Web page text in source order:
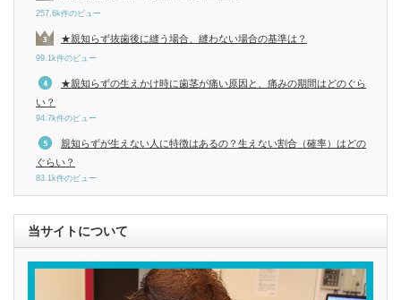
257.6k件のビュー
★親知らず抜歯後に縫う場合、縫わない場合の基準は？
99.1k件のビュー
★親知らずの生えかけ時に歯茎が痛い原因と、痛みの期間はどのぐら
い？
94.7k件のビュー
親知らずが生えない人に特徴はあるの？生えない割合（確率）はどの
ぐらい？
83.1k件のビュー
当サイトについて